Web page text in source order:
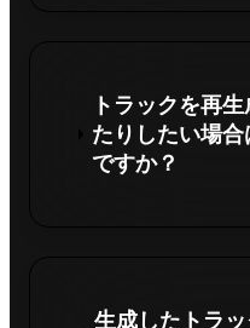
トラックを再
たりしたい場
ですか？
生成したトラ